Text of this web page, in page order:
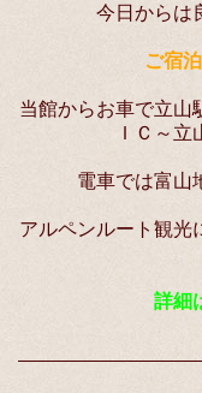
今日からは
ご宿
当館からお車で立山
ＩＣ～立
電車では富山
アルペンルート観光
詳細